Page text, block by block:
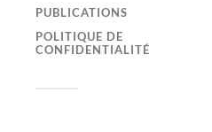
PUBLICATIONS
POLITIQUE DE
CONFIDENTIALITÉ